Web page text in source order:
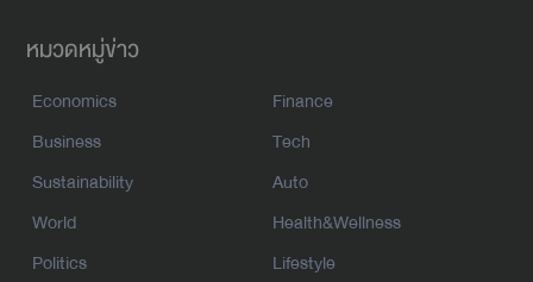
หมวดหมู่ข่าว
Economics
Finance
Business
Tech
Sustainability
Auto
World
Health&Wellness
Politics
Lifestyle